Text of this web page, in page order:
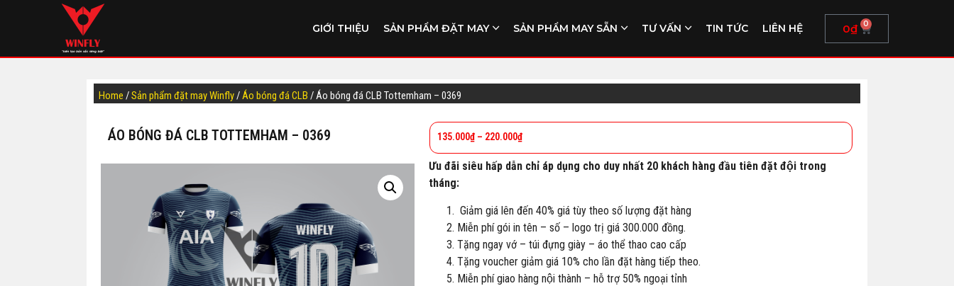
GIỚI THIỆU SẢN PHẨM ĐẶT MAY SẢN PHẨM MAY SẴN TƯ VẤN TIN TỨC LIÊN HỆ 0₫ 0
Home /Sản phẩm đặt may Winfly/Áo bóng đá CLB / Áo bóng đá CLB Tottemham – 0369
ÁO BÓNG ĐÁ CLB TOTTEMHAM – 0369 135.000₫– 220.000₫
Ưu đãi siêu hấp dẫn chỉ áp dụng cho duy nhất 20 khách hàng đầu tiên đặt đội trong
tháng:
Giảm giá lên đến 40% giá tùy theo số lượng đặt hàng
Miễn phí gói in tên – số – logo trị giá 300.000 đồng.
Tặng ngay vớ – túi đựng giày – áo thể thao cao cấp
Tặng voucher giảm giá 10% cho lần đặt hàng tiếp theo.
Miễn phí giao hàng nội thành – hỗ trợ 50% ngoại tỉnh